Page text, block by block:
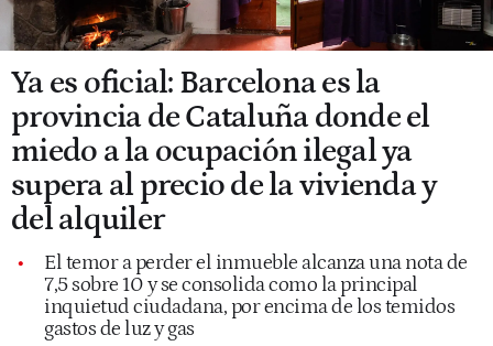
Ya es oficial: Barcelona es la
provincia de Cataluña donde el
miedo a la ocupación ilegal ya
supera al precio de la vivienda y
del alquiler
El temor a perder el inmueble alcanza una nota de
7,5 sobre 10 y se consolida como la principal
inquietud ciudadana, por encima de los temidos
gastos de luz y gas